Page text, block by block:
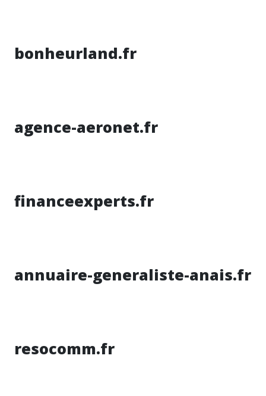
bonheurland.fr
agence-aeronet.fr
financeexperts.fr
annuaire-generaliste-anais.fr
resocomm.fr